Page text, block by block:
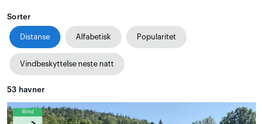
Sorter
Distanse Alfabetisk Popularitet
Vindbeskyttelse neste natt
53 havner
Wind